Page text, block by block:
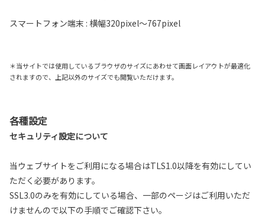
スマートフォン端末 : 横幅320pixel～767pixel
＊当サイトでは使用しているブラウザのサイズにあわせて画面レイアウトが最適化
されますので、上記以外のサイズでも閲覧いただけます。
各種設定
セキュリティ設定について
当ウェブサイトをご利用になる場合はTLS1.0以降を有効にしてい
ただく必要があります。
SSL3.0のみを有効にしている場合、一部のページはご利用いただ
けませんので以下の手順でご確認下さい。